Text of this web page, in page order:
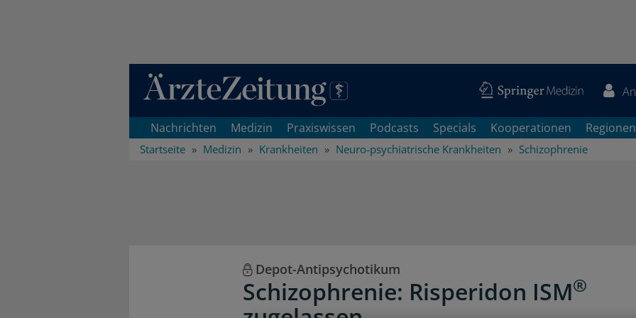
Direkt zum Inhaltsbereich
Nachrichten Medizin Praxiswissen Podcasts Specials Kooperationen Regionen
Startseite Medizin Krankheiten Neuro-psychiatrische Krankheiten Schizophrenie
Depot-Antipsychotikum
Schizophrenie: Risperidon ISM®